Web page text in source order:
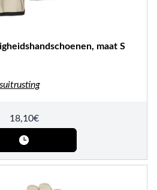
maat S
18,10€